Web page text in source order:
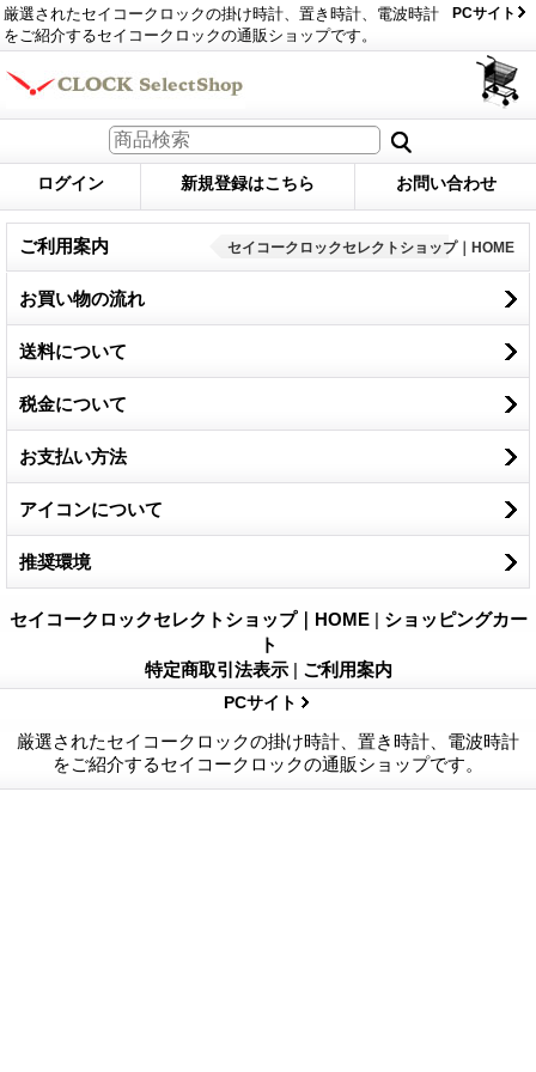
厳選されたセイコークロックの掛け時計、置き時計、電波時計
をご紹介するセイコークロックの通販ショップです。
PCサイト
ログイン 新規登録はこちら お問い合わせ
ご利用案内 セイコークロックセレクトショップ｜HOME
お買い物の流れ
送料について
税金について
お支払い方法
アイコンについて
推奨環境
セイコークロックセレクトショップ｜HOME | ショッピングカー
ト
特定商取引法表示 | ご利用案内
PCサイト
厳選されたセイコークロックの掛け時計、置き時計、電波時計
をご紹介するセイコークロックの通販ショップです。